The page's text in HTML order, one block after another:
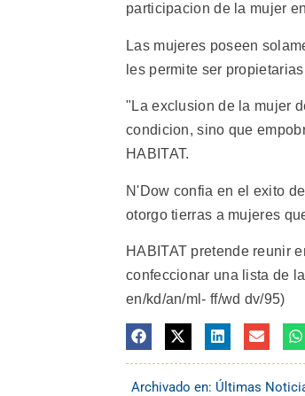
participacion de la mujer
Las mujeres poseen
les permite ser
"La exclusion de la mujer
condicion, sino que
HABITAT.
N'Dow confia en el exito
otorgo tierras a mujeres
HABITAT pretende reunir
confeccionar una lista de
en/kd/an/ml- ff/wd dv/95)
Archivado en: Últimas